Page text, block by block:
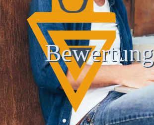
Bewertung